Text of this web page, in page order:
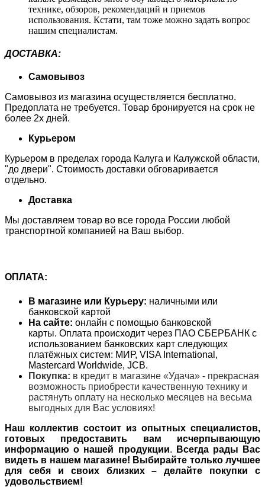
технике, обзоров, рекомендаций и приемов
использования. Кстати, там тоже можно задать вопрос
нашим специалистам.
ДОСТАВКА:
Самовывоз
Самовывоз из магазина осуществляется бесплатно.
Предоплата не требуется. Товар бронируется на срок не
более 2х дней.
Курьером
Курьером в пределах города Калуга и Калужской области,
"до двери". Стоимость доставки обговаривается
отдельно.
Доставка
Мы доставляем товар во все города России любой
транспортной компанией на Ваш выбор.
ОПЛАТА:
В магазине или Курьеру: наличными или
банковской картой
На сайте: онлайн с помощью банковской
карты. Оплата происходит через ПАО СБЕРБАНК с
использованием банковских карт следующих
платёжных систем: МИР, VISA International,
Mastercard Worldwide, JCB.
Покупка: в кредит в магазине «Удача» - прекрасная
возможность приобрести качественную технику и
растянуть оплату на несколько месяцев на весьма
выгодных для Вас условиях!
Наш коллектив состоит из опытных специалистов,
готовых предоставить вам исчерпывающую
информацию о нашей продукции.
Всегда рады Вас
видеть в нашем магазине! Выбирайте только лучшее
для себя и своих близких – делайте покупки с
удовольствием!